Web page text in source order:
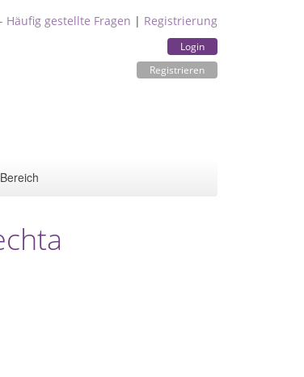
Häufig gestellte Fragen | Registrierung
Login
Registrieren